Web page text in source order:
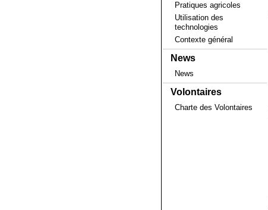
Pratiques agricoles
Utilisation des
technologies
Contexte général
News
News
Volontaires
Charte des Volontaires